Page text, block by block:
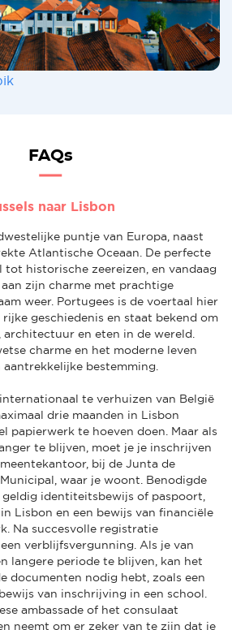
FAQs
naar Lisbon
puntje van Europa, naast
Atlantische Oceaan. De perfecte
tot historische zeereizen, en vandaag
zijn charme met prachtige
weer. Portugees is de voertaal hier
geschiedenis en staat bekend om
en eten in de wereld.
charme en het moderne leven
bestemming.
te verhuizen van België
drie maanden in Lisbon
papierwerk te hoeven doen. Maar als
te blijven, moet je je inschrijven
bij de Junta de
waar je woont. Benodigde
identiteitsbewijs of paspoort,
Lisbon en een bewijs van financiële
Na succesvolle registratie
verblijfsvergunning. Als je van
langere periode te blijven, kan het
documenten nodig hebt, zoals een
van inschrijving in een school.
ambassade of het consulaat
neemt om er zeker van te zijn dat je